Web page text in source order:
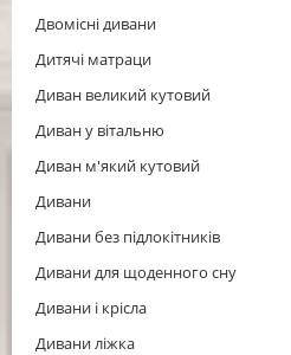
Двомісні дивани
Дитячі матраци
Диван великий кутовий
Диван у вітальню
Диван м'який кутовий
Дивани
Дивани без підлокітників
Дивани для щоденного сну
Дивани і крісла
Дивани ліжка